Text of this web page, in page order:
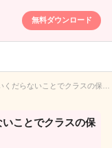
無料ダウンロード
くだらないことでクラスの保…
ことでクラスの保